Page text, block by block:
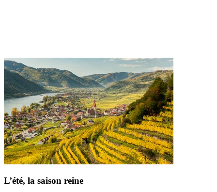
L’été, la saison reine